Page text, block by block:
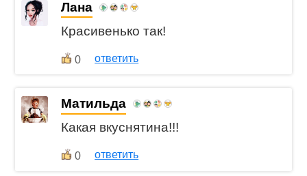
Лана
Красивенько так!
0 ответить
Матильда
Какая вкуснятина!!!
0 ответить